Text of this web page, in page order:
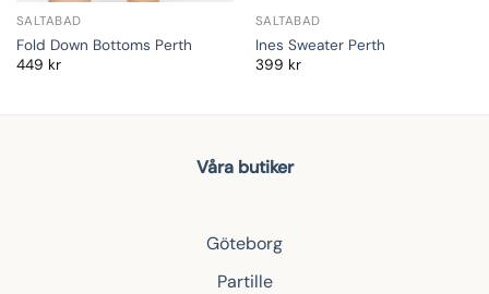
SALTABAD
Fold Down Bottoms Perth
449 kr
SALTABAD
Ines Sweater Perth
399 kr
Våra butiker
Göteborg
Partille